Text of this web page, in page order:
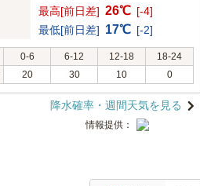
最高[前日差] 26℃ [-4]
最低[前日差] 17℃ [-2]
0-6 6-12 12-18
18-24
20 30 10 0
降水確率・週間天気を見る
情報提供：